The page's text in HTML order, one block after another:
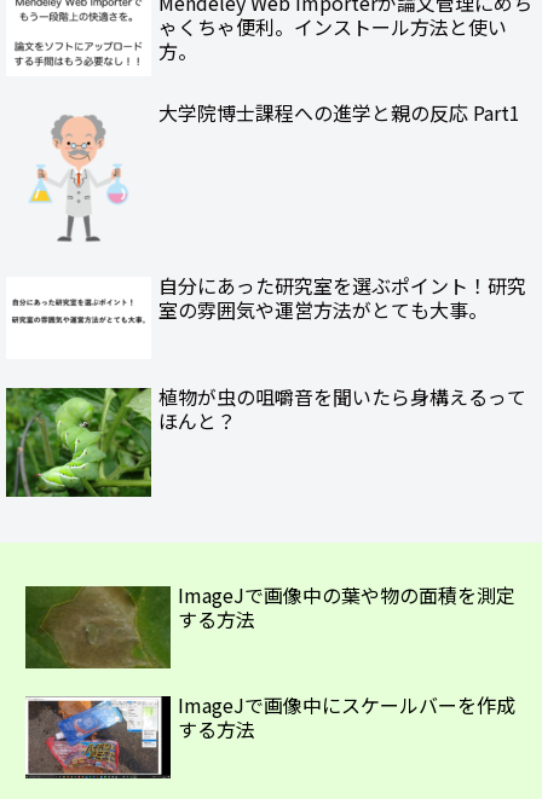
ゃくちゃ便利。インストール方法と使い
方。
大学院博士課程への進学と親の反応 Part1
自分にあった研究室を選ぶポイント！研究
室の雰囲気や運営方法がとても大事。
植物が虫の咀嚼音を聞いたら身構えるって
ほんと？
ImageJで画像中の葉や物の面積を測定
する方法
ImageJで画像中にスケールバーを作成
する方法